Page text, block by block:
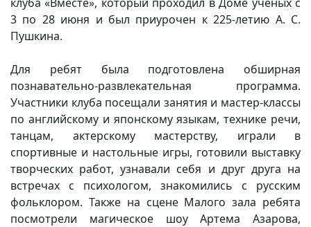
Контакты
Вакансии
3 по 28 июня и был приурочен к 225-летию А. С.
Пушкина.
Для ребят была подготовлена обширная
познавательно-развлекательная программа.
Участники клуба посещали занятия и мастер-классы
по английскому и японскому языкам, технике речи,
танцам, актерскому мастерству, играли в
спортивные и настольные игры, готовили выставку
творческих работ, узнавали себя и друг друга на
встречах с психологом, знакомились с русским
фольклором. Также на сцене Малого зала ребята
посмотрели магическое шоу Артема Азарова,